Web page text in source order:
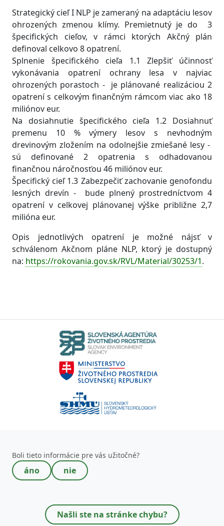
Strategický cieľ I NLP je zameraný na adaptáciu lesov
ohrozených zmenou klímy. Premietnutý je do 3
špecifických cieľov, v rámci ktorých Akčný plán
definoval celkovo 8 opatrení.
Splnenie špecifického cieľa 1.1 Zlepšiť účinnosť
vykonávania opatrení ochrany lesa v najviac
ohrozených porastoch - je plánované realizáciou 2
opatrení s celkovým finančným rámcom viac ako 18
miliónov eur.
Na dosiahnutie špecifického cieľa 1.2 Dosiahnuť
premenu 10 % výmery lesov s nevhodným
drevinovým zložením na odolnejšie zmiešané lesy -
sú definované 2 opatrenia s odhadovanou
finančnou náročnosťou 46 miliónov eur.
Špecifický cieľ 1.3 Zabezpečiť zachovanie genofondu
lesných drevín - bude plnený prostredníctvom 4
opatrení v celkovej plánovanej výške približne 2,7
milióna eur.
Opis jednotlivých opatrení je možné nájsť v
schválenom Akčnom pláne NLP, ktorý je dostupný
na: https://rokovania.gov.sk/RVL/Material/30253/1.
Boli tieto informácie pre vás užitočné?
áno nie
Toto pole nevypĺňajte!
Našli ste na stránke chybu?